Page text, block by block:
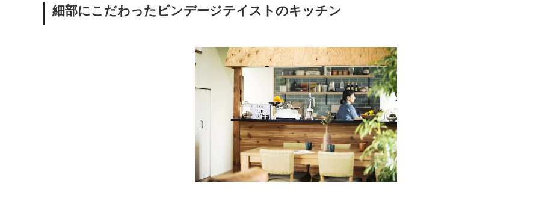
細部にこだわったビンデージテイストのキッチン